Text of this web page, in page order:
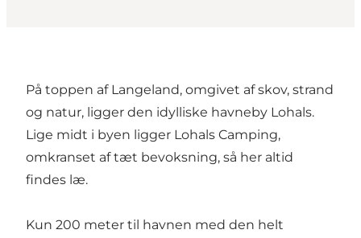
På toppen af Langeland, omgivet af skov, strand
og natur, ligger den idylliske havneby Lohals.
Lige midt i byen ligger Lohals Camping,
omkranset af tæt bevoksning, så her altid
findes læ.
Kun 200 meter til havnen med den helt